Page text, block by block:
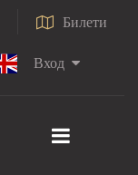
Билети
Вход